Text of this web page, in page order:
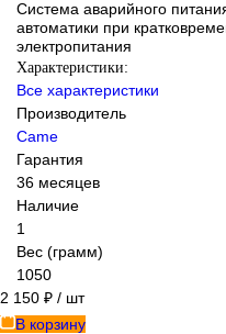
Система аварийного
автоматики при
электропитания
Характеристики:
Все характеристики
Производитель
Came
Гарантия
36 месяцев
Наличие
1
Вес (грамм)
1050
2 150 ₽ / шт
В корзину